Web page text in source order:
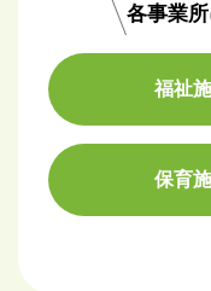
各事業
福祉
保育